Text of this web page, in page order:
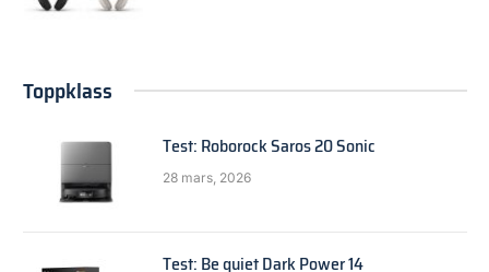
Toppklass
Test: Roborock Saros 20 Sonic
28 mars, 2026
Test: Be quiet Dark Power 14